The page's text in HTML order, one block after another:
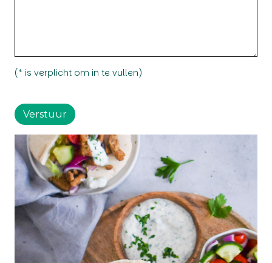
(* is verplicht om in te vullen)